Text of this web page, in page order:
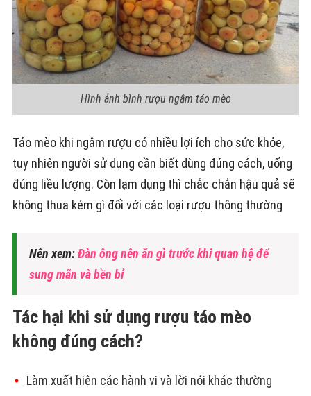
Hình ảnh bình rượu ngâm táo mèo
Táo mèo khi ngâm rượu có nhiều lợi ích cho sức khỏe,
tuy nhiên người sử dụng cần biết dùng đúng cách, uống
đúng liều lượng. Còn lạm dụng thì chắc chắn hậu quả sẽ
không thua kém gì đối với các loại rượu thông thường
Nên xem: Đàn ông nên ăn gì trước khi quan hệ để
sung mãn và bền bỉ
Tác hại khi sử dụng rượu táo mèo
không đúng cách?
Làm xuất hiện các hành vi và lời nói khác thường